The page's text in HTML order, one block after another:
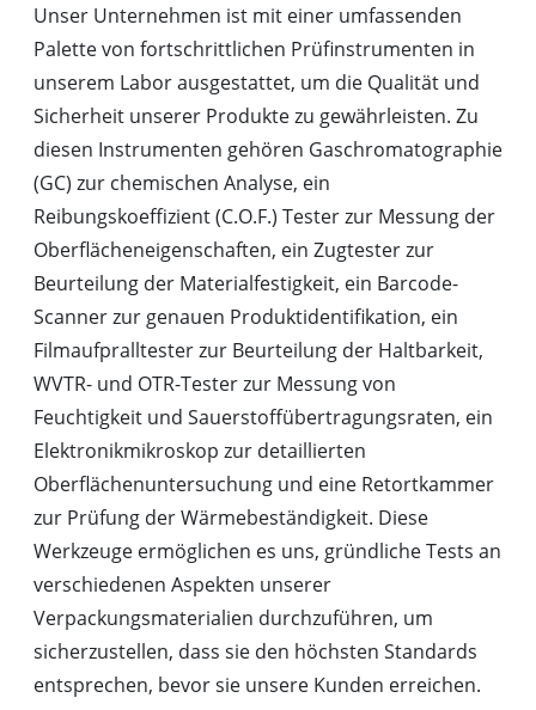
Unser Unternehmen ist mit einer umfassenden
Palette von fortschrittlichen Prüfinstrumenten in
unserem Labor ausgestattet, um die Qualität und
Sicherheit unserer Produkte zu gewährleisten. Zu
diesen Instrumenten gehören Gaschromatographie
(GC) zur chemischen Analyse, ein
Reibungskoeffizient (C.O.F.) Tester zur Messung der
Oberflächeneigenschaften, ein Zugtester zur
Beurteilung der Materialfestigkeit, ein Barcode-
Scanner zur genauen Produktidentifikation, ein
Filmaufpralltester zur Beurteilung der Haltbarkeit,
WVTR- und OTR-Tester zur Messung von
Feuchtigkeit und Sauerstoffübertragungsraten, ein
Elektronikmikroskop zur detaillierten
Oberflächenuntersuchung und eine Retortkammer
zur Prüfung der Wärmebeständigkeit. Diese
Werkzeuge ermöglichen es uns, gründliche Tests an
verschiedenen Aspekten unserer
Verpackungsmaterialien durchzuführen, um
sicherzustellen, dass sie den höchsten Standards
entsprechen, bevor sie unsere Kunden erreichen.